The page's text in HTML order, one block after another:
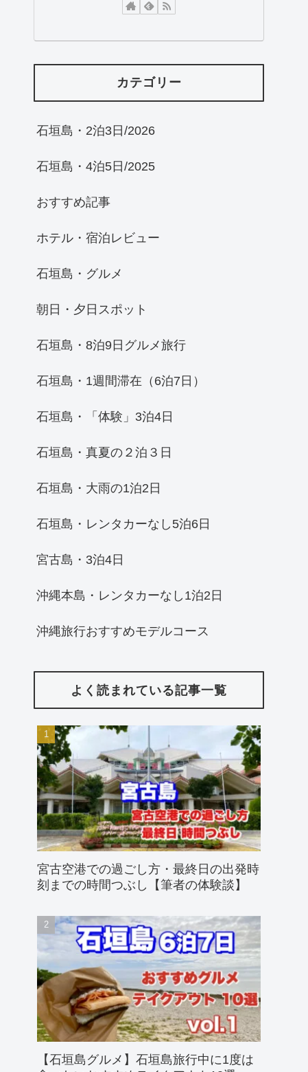
カテゴリー
石垣島・2泊3日/2026
石垣島・4泊5日/2025
おすすめ記事
ホテル・宿泊レビュー
石垣島・グルメ
朝日・夕日スポット
石垣島・8泊9日グルメ旅行
石垣島・1週間滞在（6泊7日）
石垣島・「体験」3泊4日
石垣島・真夏の２泊３日
石垣島・大雨の1泊2日
石垣島・レンタカーなし5泊6日
宮古島・3泊4日
沖縄本島・レンタカーなし1泊2日
沖縄旅行おすすめモデルコース
よく読まれている記事一覧
宮古空港での過ごし方・最終日の出発時
刻までの時間つぶし【筆者の体験談】
【石垣島グルメ】石垣島旅行中に1度は